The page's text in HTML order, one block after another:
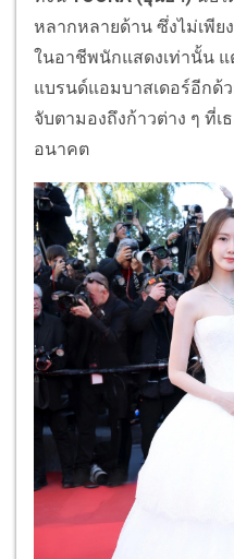
หลากหลายด้าน ซึ่งไม่เพี
ในอาชีพนักแสดงเท่านั้น
แบรนด์แอมบาสเดอร์อีกด้
จับตามองถึงก้าวต่าง ๆ ที่เ
อนาคต